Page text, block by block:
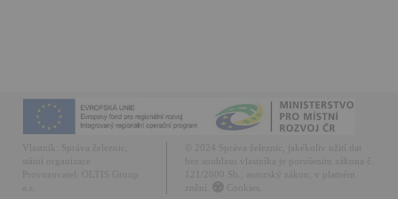
Vlastník:
Správa železnic,
OLTIS Group
© 2024 Správa železnic, jakékoliv užití dat
121/2000 Sb., autorský zákon, v platném